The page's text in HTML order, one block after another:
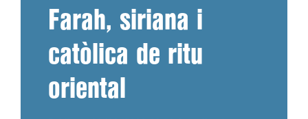
Farah, siriana i
catòlica de ritu
oriental